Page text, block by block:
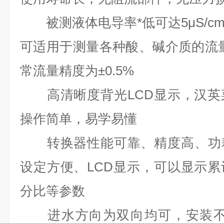
被测液体电导率*低可达5μS/cm
可适用于测量各种酸、碱介质的流
常流量精度为±0.5%
高清晰度背光LCD显示，汉英
操作简单，易学易懂
转换器性能可靠、精度高、功
设定方便、LCD显示，可以显示
分比等参数
进水方向为双向均可，安装